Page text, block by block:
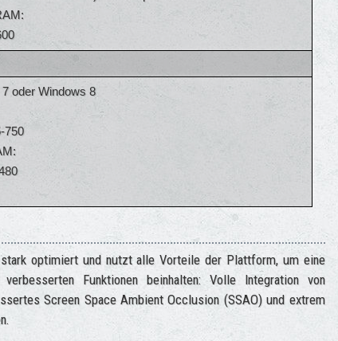
oder Windows 8
750
optimiert und nutzt alle Vorteile der Plattform, um eine
Funktionen beinhalten: Volle Integration von
Screen Space Ambient Occlusion (SSAO) und extrem